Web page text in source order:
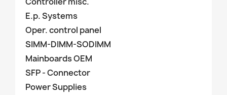
E.p. Systems
Oper. control panel
SIMM-DIMM-SODIMM
Mainboards OEM
SFP - Connector
Power Supplies